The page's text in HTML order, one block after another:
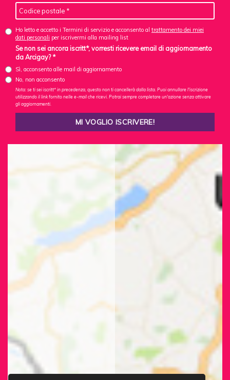
Ho letto e accetto i Termini di servizio e acconsento al trattamento dei miei
dati personali per iscrivermi alla mailing list
Se non sei ancora iscritt*, vorresti ricevere email di aggiornamento
da Arcigay? *
Sì, acconsento alle mail di aggiornamento
No, non acconsento
Nota: se ti sei iscritt* in precedenza, questo non ti cancellerà dalla lista. Puoi annullare l'iscrizione
utilizzando il link fornito nelle e-mail che ricevi. Potrai sempre completare un'azione senza attivare
gli aggiornamenti.